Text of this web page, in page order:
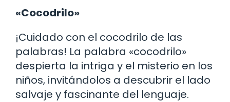
«Cocodrilo»
¡Cuidado con el cocodrilo de las
palabras! La palabra «cocodrilo»
despierta la intriga y el misterio en los
niños, invitándolos a descubrir el lado
salvaje y fascinante del lenguaje.